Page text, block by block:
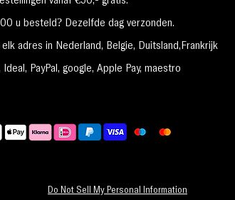
u besteld? Dezelfde dag verzonden.
adres in Nederland, België, Duitsland,Frankrijk
PayPal, google, Apple Pay, maestro
Do Not Sell My Personal Information